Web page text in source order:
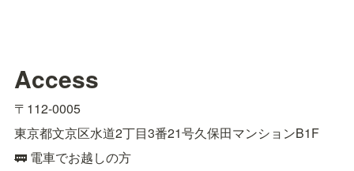
Access
〒112-0005
東京都文京区水道2丁目3番21号久保田マンションB1F
🚃 電車でお越しの方